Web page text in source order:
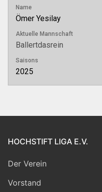
Name
Ömer Yesilay
Aktuelle Mannschaft
Ballertdasrein
Saisons
2025
HOCHSTIFT LIGA E.V.
Der Verein
Vorstand